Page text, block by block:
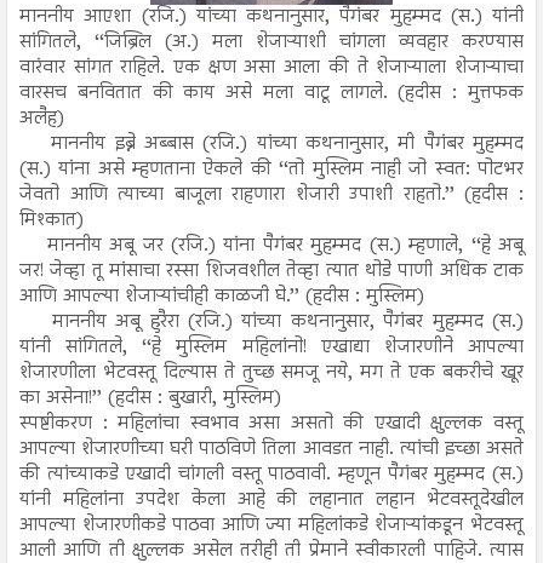
माननीय आएशा (रजि.) यांच्या कथनानुसार, पैगंबर मुहम्मद (स.) यांनी
सांगितले, ‘‘जिब्रिल (अ.) मला शेजाऱ्याशी चांगला व्यवहार करण्यास
वारंवार सांगत राहिले. एक क्षण असा आला की ते शेजाऱ्याला शेजाऱ्याचा
वारसच बनवितात की काय असे मला वाटू लागले. (हदीस : मुत्तफक
अलैह)
माननीय इब्ने अब्बास (रजि.) यांच्या कथनानुसार, मी पैगंबर मुहम्मद
(स.) यांना असे म्हणताना ऐकले की ‘‘तो मुस्लिम नाही जो स्वत: पोटभर
जेवतो आणि त्याच्या बाजूला राहणारा शेजारी उपाशी राहतो.’’ (हदीस :
मिश्कात)
माननीय अबू जर (रजि.) यांना पैगंबर मुहम्मद (स.) म्हणाले, ‘‘हे अबू
जर! जेव्हा तू मांसाचा रस्सा शिजवशील तेव्हा त्यात थोडे पाणी अधिक टाक
आणि आपल्या शेजाऱ्यांचीही काळजी घे.’’ (हदीस : मुस्लिम)
माननीय अबू हुरैरा (रजि.) यांच्या कथनानुसार, पैगंबर मुहम्मद (स.)
यांनी सांगितले, ‘‘हे मुस्लिम महिलांनो! एखाद्या शेजारणीने आपल्या
शेजारणीला भेटवस्तू दिल्यास ते तुच्छ समजू नये, मग ते एक बकरीचे खूर
का असेना!’’ (हदीस : बुखारी, मुस्लिम)
स्पष्टीकरण : महिलांचा स्वभाव असा असतो की एखादी क्षुल्लक वस्तू
आपल्या शेजारणीच्या घरी पाठविणे तिला आवडत नाही. त्यांची इच्छा असते
की त्यांच्याकडे एखादी चांगली वस्तू पाठवावी. म्हणून पैगंबर मुहम्मद (स.)
यांनी महिलांना उपदेश केला आहे की लहानात लहान भेटवस्तूदेखील
आपल्या शेजारणीकडे पाठवा आणि ज्या महिलांकडे शेजाऱ्यांकडून भेटवस्तू
आली आणि ती क्षुल्लक असेल तरीही ती प्रेमाने स्वीकारली पाहिजे. त्यास